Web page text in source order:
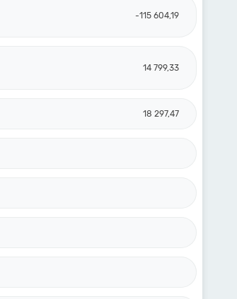
-115 604,19
14 799,33
18 297,47